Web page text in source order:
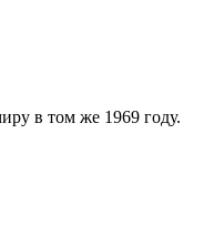
в том же 1969 году.